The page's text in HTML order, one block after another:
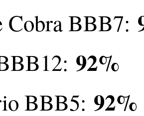
Cobra BBB7:
92%
BBB5: 92%